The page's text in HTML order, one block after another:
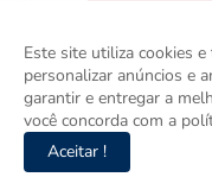
Este site utiliza cookies
personalizar anúncios e
garantir e entregar a
você concorda com a
Aceitar !